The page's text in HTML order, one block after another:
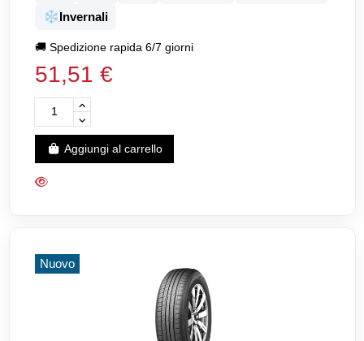
❄️Invernali
🚚Spedizione rapida 6/7 giorni
51,51 €
Aggiungi al carrello
Nuovo